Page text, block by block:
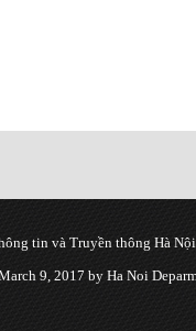
tin và Truyền thông Hà
9, 2017 by Ha Noi